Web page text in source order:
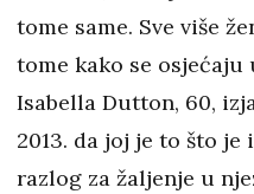
tome same. Sve više
tome kako se osjećaju
Isabella Dutton, 60,
2013. da joj je to što
razlog za žaljenje u